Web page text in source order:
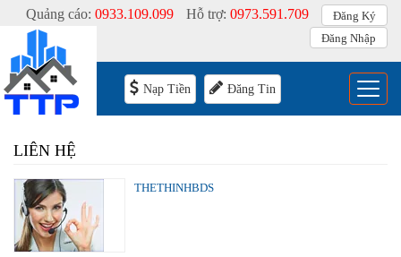
Quảng cáo: 0933.109.099 Hỗ trợ: 0973.591.709
Đăng Ký
Đăng Nhập
Nạp Tiền Đăng Tin Menu
LIÊN HỆ
THETHINHBDS